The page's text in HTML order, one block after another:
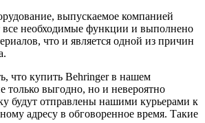
выпускаемое компанией
необходимые функции и выполнено
что и является одной из причин
что купить Behringer в нашем
только выгодно, но и невероятно
будут отправлены нашими курьерами к
адресу в обговоренное время. Такие